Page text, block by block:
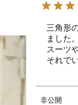
三角形
ました。
スーツ
それで
非公開